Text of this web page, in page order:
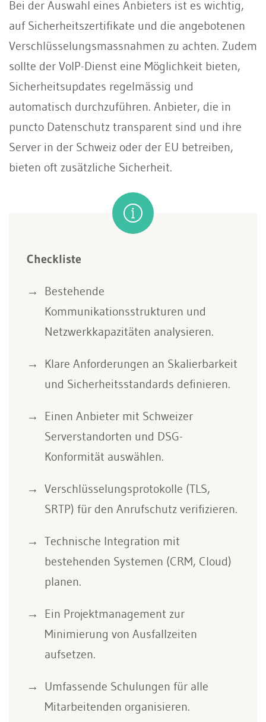
Bei der Auswahl eines Anbieters ist es wichtig,
auf Sicherheitszertifikate und die angebotenen
Verschlüsselungsmassnahmen zu achten. Zudem
sollte der VoIP-Dienst eine Möglichkeit bieten,
Sicherheitsupdates regelmässig und
automatisch durchzuführen. Anbieter, die in
puncto Datenschutz transparent sind und ihre
Server in der Schweiz oder der EU betreiben,
bieten oft zusätzliche Sicherheit.
Checkliste
Bestehende
Kommunikationsstrukturen und
Netzwerkkapazitäten analysieren.
Klare Anforderungen an Skalierbarkeit
und Sicherheitsstandards definieren.
Einen Anbieter mit Schweizer
Serverstandorten und DSG-
Konformität auswählen.
Verschlüsselungsprotokolle (TLS,
SRTP) für den Anrufschutz verifizieren.
Technische Integration mit
bestehenden Systemen (CRM, Cloud)
planen.
Ein Projektmanagement zur
Minimierung von Ausfallzeiten
aufsetzen.
Umfassende Schulungen für alle
Mitarbeitenden organisieren.